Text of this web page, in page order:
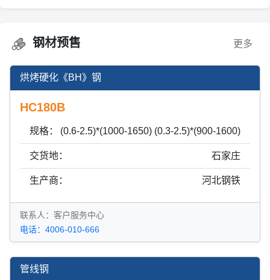
钢材预售 更多
烘烤硬化《BH》钢
HC180B
规格： (0.6-2.5)*(1000-1650) (0.3-2.5)*(900-1600)
交货地： 石家庄
生产商： 河北钢铁
联系人：客户服务中心
电话：4006-010-666
管线钢